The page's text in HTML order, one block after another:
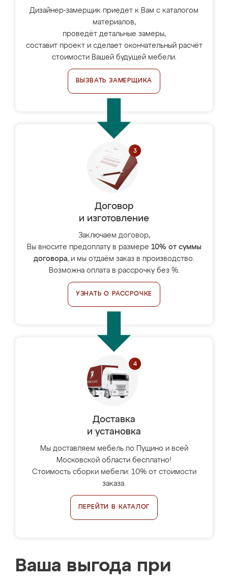
Дизайнер-замерщик приедет к Вам с каталогом
материалов,
проведёт детальные замеры,
составит проект и сделает окончательный расчёт
стоимости Вашей будущей мебели.
ВЫЗВАТЬ ЗАМЕРЩИКА
Договор
и изготовление
Заключаем договор,
Вы вносите предоплату в размере 10% от суммы
договора, и мы отдаём заказ в производство.
Возможна оплата в рассрочку без %.
УЗНАТЬ О РАССРОЧКЕ
Доставка
и установка
Мы доставляем мебель по Пущино и всей
Московской области бесплатно!
Стоимость сборки мебели: 10% от стоимости
заказа.
ПЕРЕЙТИ В КАТАЛОГ
Ваша выгода при